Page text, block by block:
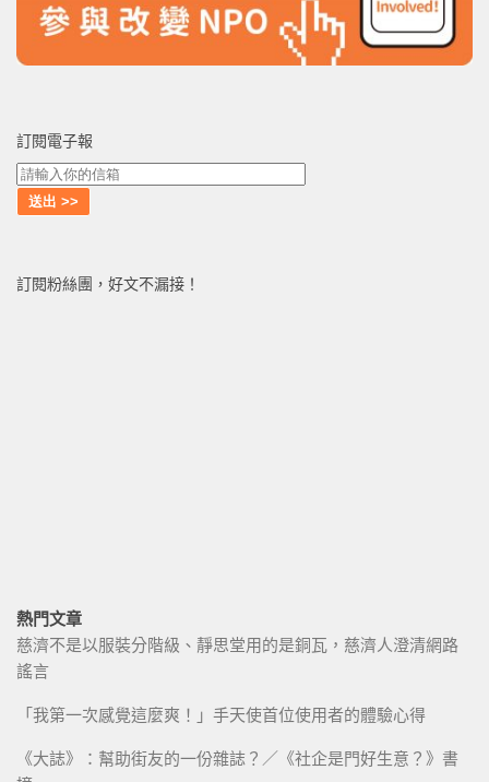
訂閱電子報
訂閱粉絲團，好文不漏接！
熱門文章
慈濟不是以服裝分階級、靜思堂用的是銅瓦，慈濟人澄清網路
謠言
「我第一次感覺這麼爽！」手天使首位使用者的體驗心得
《大誌》：幫助街友的一份雜誌？／《社企是門好生意？》書